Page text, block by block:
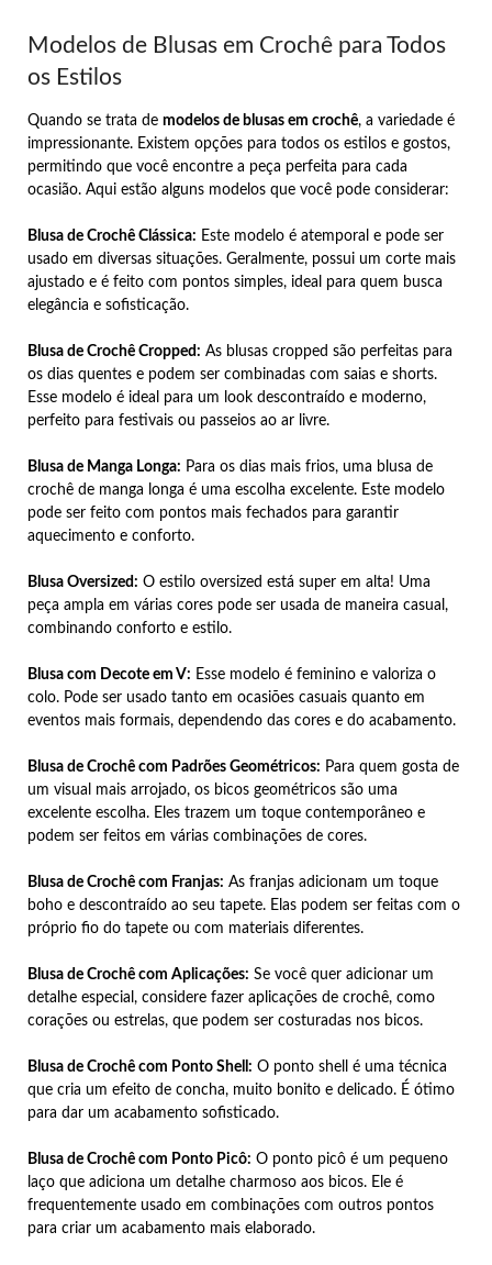
Modelos de Blusas em Crochê para Todos
os Estilos
Quando se trata de modelos de blusas em crochê, a variedade é
impressionante. Existem opções para todos os estilos e gostos,
permitindo que você encontre a peça perfeita para cada
ocasião. Aqui estão alguns modelos que você pode considerar:
Blusa de Crochê Clássica: Este modelo é atemporal e pode ser
usado em diversas situações. Geralmente, possui um corte mais
ajustado e é feito com pontos simples, ideal para quem busca
elegância e sofisticação.
Blusa de Crochê Cropped: As blusas cropped são perfeitas para
os dias quentes e podem ser combinadas com saias e shorts.
Esse modelo é ideal para um look descontraído e moderno,
perfeito para festivais ou passeios ao ar livre.
Blusa de Manga Longa: Para os dias mais frios, uma blusa de
crochê de manga longa é uma escolha excelente. Este modelo
pode ser feito com pontos mais fechados para garantir
aquecimento e conforto.
Blusa Oversized: O estilo oversized está super em alta! Uma
peça ampla em várias cores pode ser usada de maneira casual,
combinando conforto e estilo.
Blusa com Decote em V: Esse modelo é feminino e valoriza o
colo. Pode ser usado tanto em ocasiões casuais quanto em
eventos mais formais, dependendo das cores e do acabamento.
Blusa de Crochê com Padrões Geométricos: Para quem gosta de
um visual mais arrojado, os bicos geométricos são uma
excelente escolha. Eles trazem um toque contemporâneo e
podem ser feitos em várias combinações de cores.
Blusa de Crochê com Franjas: As franjas adicionam um toque
boho e descontraído ao seu tapete. Elas podem ser feitas com o
próprio fio do tapete ou com materiais diferentes.
Blusa de Crochê com Aplicações: Se você quer adicionar um
detalhe especial, considere fazer aplicações de crochê, como
corações ou estrelas, que podem ser costuradas nos bicos.
Blusa de Crochê com Ponto Shell: O ponto shell é uma técnica
que cria um efeito de concha, muito bonito e delicado. É ótimo
para dar um acabamento sofisticado.
Blusa de Crochê com Ponto Picô: O ponto picô é um pequeno
laço que adiciona um detalhe charmoso aos bicos. Ele é
frequentemente usado em combinações com outros pontos
para criar um acabamento mais elaborado.